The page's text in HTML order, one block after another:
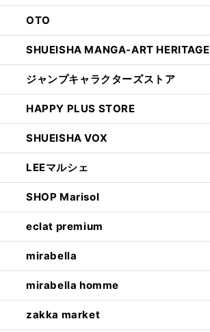
OTO
SHUEISHA MANGA-ART HERITAGE
ジャンプキャラクターズストア
HAPPY PLUS STORE
SHUEISHA VOX
LEEマルシェ
SHOP Marisol
eclat premium
mirabella
mirabella homme
zakka market